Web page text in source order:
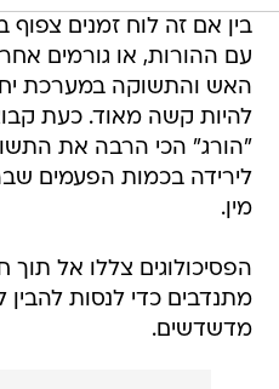
בין אם זה לוח זמנים צפוף
עם ההורות, או גורמים
האש והתשוקה במערכת
להיות קשה מאוד. כעת
"הורג" הכי הרבה את
לירידה בכמות הפעמים שבה
מין.
הפסיכולוגים צללו אל תוך
מתנדבים כדי לנסות
מדשדשים.